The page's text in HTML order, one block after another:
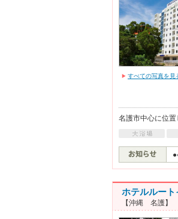
すべての写真を見
名護市中心に位
ホテルルート
【沖縄 名護】